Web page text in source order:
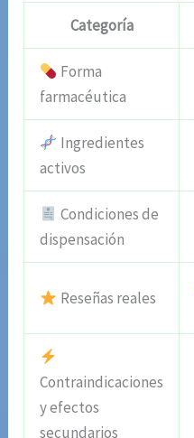
Categoría
Forma
farmacéutica
Ingredientes
activos
Condiciones de
dispensación
Reseñas reales
Contraindicaciones
y efectos
secundarios